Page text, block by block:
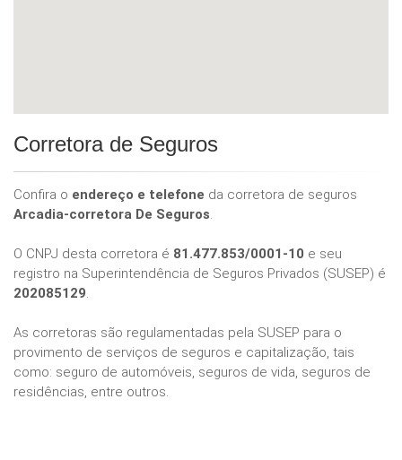
Corretora de Seguros
Confira o endereço e telefone da corretora de seguros
Arcadia-corretora De Seguros.
O CNPJ desta corretora é 81.477.853/0001-10 e seu
registro na Superintendência de Seguros Privados (SUSEP) é
202085129.
As corretoras são regulamentadas pela SUSEP para o
provimento de serviços de seguros e capitalização, tais
como: seguro de automóveis, seguros de vida, seguros de
residências, entre outros.